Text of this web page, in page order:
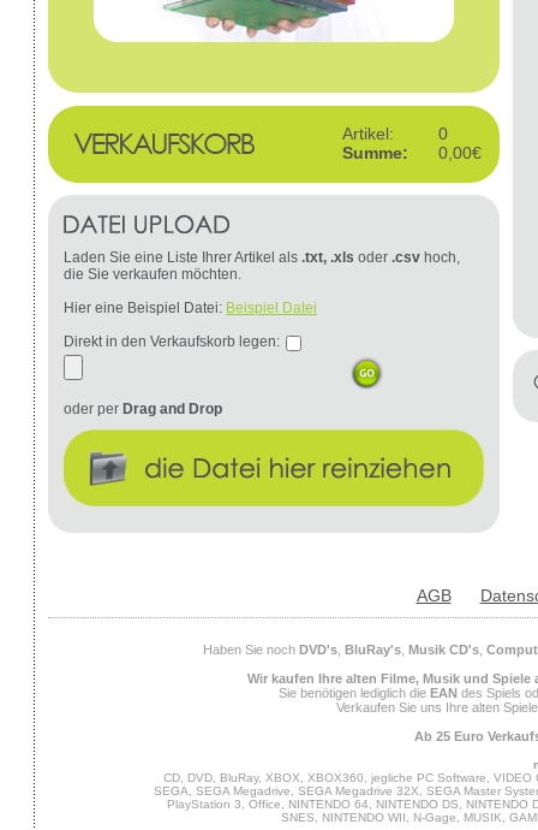
Artikel:
0
Summe:
0,00€
Laden Sie eine Liste Ihrer Artikel als .txt, .xls oder .csv hoch,
die Sie verkaufen möchten.
Hier eine Beispiel Datei: Beispiel Datei
Direkt in den Verkaufskorb legen:
oder per Drag and Drop
AGB
Haben Sie noch DVD's, BluRay's, Musik CD's,
Wir kaufen Ihre alten Filme, Musik und Spiele
Sie benötigen lediglich die EAN des Spiels
Verkaufen Sie uns Ihre alten
Ab 25 Euro
CD, DVD, BluRay, XBOX, XBOX360, jegliche PC Software,
SEGA, SEGA Megadrive, SEGA Megadrive 32X, SEGA Master
PlayStation 3, Office, NINTENDO 64, NINTENDO DS,
SNES, NINTENDO WII, N-Gage, MUSIK,